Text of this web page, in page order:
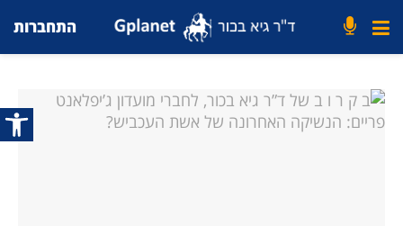
פתח
התחברות